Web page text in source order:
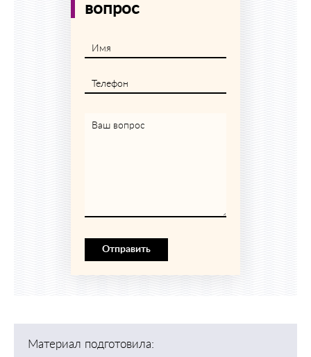
вопрос
Имя
Телефон
Ваш вопрос
Отправить
Материал подготовила: